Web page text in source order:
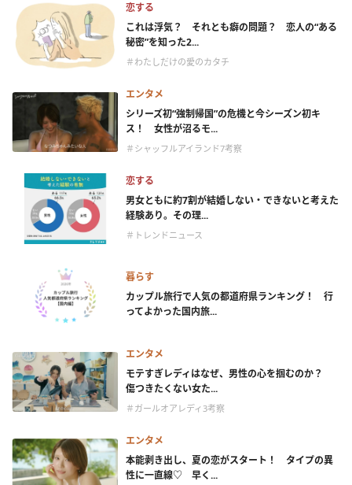
恋する
これは浮気？ それとも癖の問題？ 恋人の“ある
秘密”を知った2...
＃わたしだけの愛のカタチ
エンタメ
シリーズ初“強制帰国”の危機と今シーズン初キ
ス！ 女性が沼るモ...
＃シャッフルアイランド7考察
恋する
男女ともに約7割が結婚しない・できないと考えた
経験あり。その理...
＃トレンドニュース
暮らす
カップル旅行で人気の都道府県ランキング！ 行
ってよかった国内旅...
エンタメ
モテすぎレディはなぜ、男性の心を掴むのか？
傷つきたくない女た...
＃ガールオアレディ3考察
エンタメ
本能剥き出し、夏の恋がスタート！ タイプの異
性に一直線♡ 早く...